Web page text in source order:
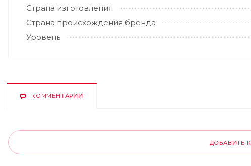
Страна изготовления
Страна происхождения бренда
Уровень
КОММЕНТАРИИ
ДОБАВИТЬ